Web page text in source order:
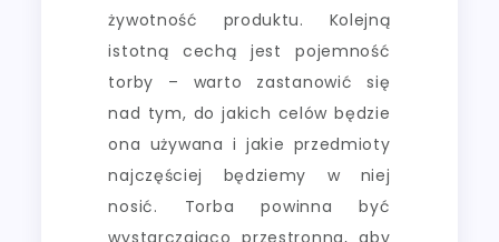
żywotność produktu. Kolejną
istotną cechą jest pojemność
torby – warto zastanowić się
nad tym, do jakich celów będzie
ona używana i jakie przedmioty
najczęściej będziemy w niej
nosić. Torba powinna być
wystarczająco przestronna, aby